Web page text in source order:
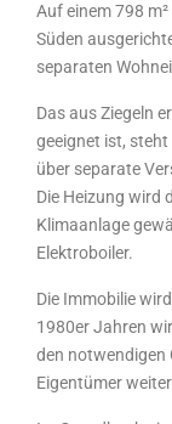
Auf einem 798
Süden
separaten
Das aus Ziegeln
geeignet ist,
über separate
Die Heizung wird
Klimaanlage
Elektroboiler.
Die Immobilie
1980er Jahren
den notwendigen
Eigentümer